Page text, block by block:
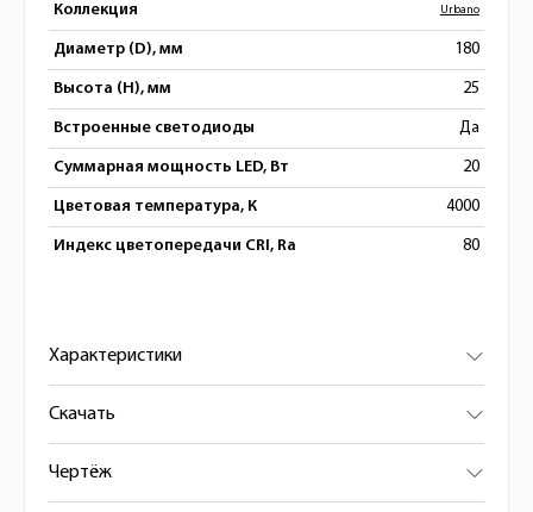
Коллекция Urbano
Диаметр (D), мм 180
Высота (H), мм 25
Встроенные светодиоды Да
Суммарная мощность LED, Вт 20
Цветовая температура, К 4000
Индекс цветопередачи CRI, Ra 80
Характеристики
Скачать
Чертёж